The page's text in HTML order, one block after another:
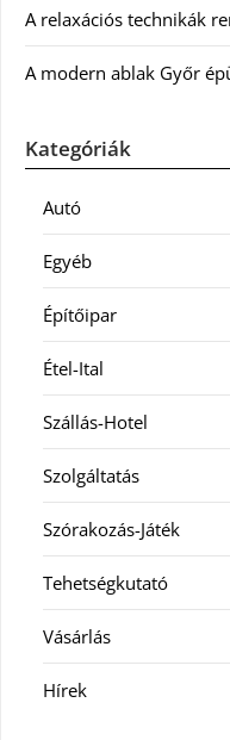
A relaxációs technikák
A modern ablak Győr
Kategóriák
Autó
Egyéb
Építőipar
Étel-Ital
Szállás-Hotel
Szolgáltatás
Szórakozás-Játék
Tehetségkutató
Vásárlás
Hírek